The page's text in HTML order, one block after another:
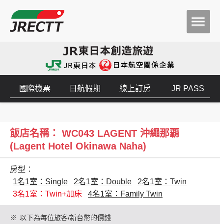
國際機票 日航假期 線上訂房 JR PASS
飯店名稱： WC043 LAGENT 沖繩那覇
(Lagent Hotel Okinawa Naha)
房型：
1名1室：Single
2名1室：Double
2名1室：Twin
3名1室：Twin+加床
4名1室：Family Twin
※ 以下為每位旅客/新台幣的價錢